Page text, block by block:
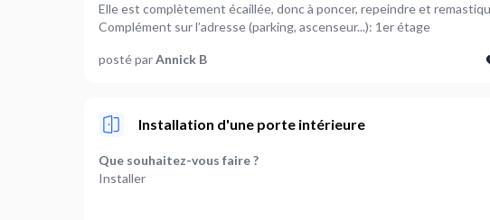
Elle est complètement écaillée, donc à poncer, repeindre et
Complément sur l’adresse (parking, ascenseur...): 1er étage
posté parAnnick B
Installation d'une porte intérieure
Que souhaitez-vous faire ?
Installer